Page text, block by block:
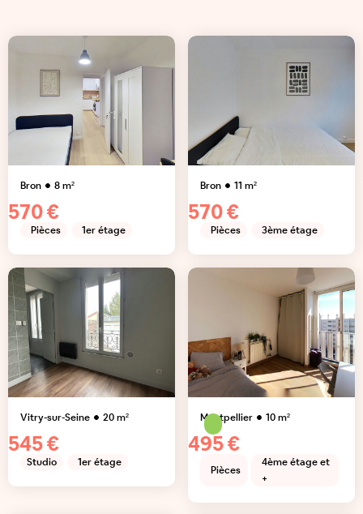
Bron 8m²
570 €
Pièces 1er étage
Bron 11 m²
570 €
Pièces 3ème étage
Vitry-sur-Seine 20m²
545 €
Studio 1er étage
Montpellier 10m²
495 €
Pièces
4ème étage et
+